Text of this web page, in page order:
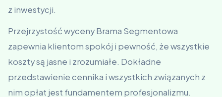
z inwestycji.
Przejrzystość wyceny Brama Segmentowa
zapewnia klientom spokój i pewność, że wszystkie
koszty są jasne i zrozumiałe. Dokładne
przedstawienie cennika i wszystkich związanych z
nim opłat jest fundamentem profesjonalizmu.